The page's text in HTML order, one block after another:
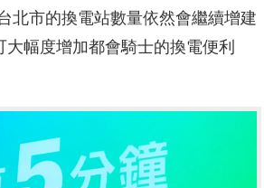
北市的換電站數量依然會繼續增建
幅度增加都會騎士的換電便利